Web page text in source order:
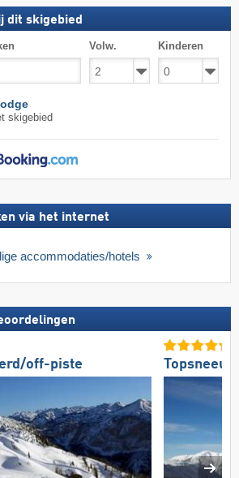
dit skigebied
Volw. Kinderen
skigebied
via het internet
accommodaties/hotels
off-piste